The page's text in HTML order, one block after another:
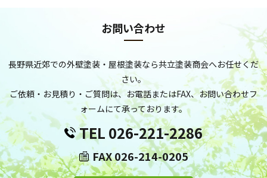
お問い合わせ
長野県近郊での外壁塗装・屋根塗装なら共立塗装商会へお任せくだ
さい。
ご依頼・お見積り・ご質問は、お電話またはFAX、お問い合わせフ
ォームにて承っております。
TEL 026-221-2286
FAX 026-214-0205